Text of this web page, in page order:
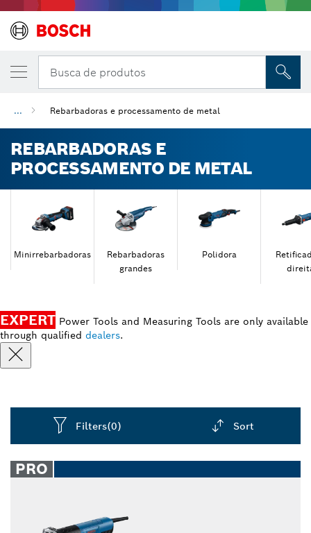
Busca de produtos
... Rebarbadoras e processamento de metal
REBARBADORAS E
PROCESSAMENTO DE METAL
Minirrebarbadoras
Rebarbadoras
grandes
Polidora
EXPERT Power Tools and Measuring Tools are only available
through qualified dealers.
Filters(0) Sort
closed
PRO